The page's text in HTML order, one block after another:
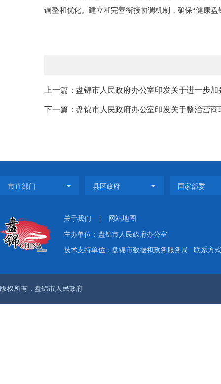
调整和优化。建立和完善衔接协调机制，确保“健康
上一篇：盘锦市人民政府办公室印发关于进一步
下一篇：盘锦市人民政府办公室印发关于整治营
关于我们 网站地图
主办单位：盘锦市人民政府办公室
技术支持单位：盘锦市数据和政务服务局 联系方
版权所有：盘锦市人民政府